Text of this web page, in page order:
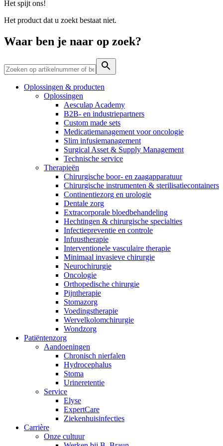
Productassortiment
Vind het product dat je zoekt. Bekijk hier het complete
productassortiment.
Op een fijne plek goede nierzorg krijgen.
Contact
Heb je een vraag? Neem contact met ons op.
Het spijt ons!
Het product dat u zoekt bestaat niet.
Waar ben je naar op zoek?
Oplossingen & producten
Oplossingen
Aesculap Academy
B2B- en industriepartners
Custom made sets
Medicatiemanagement voor oncologie
Slim infusiemanagement
Surgical Asset & Supply Management
Technische service
Therapieën
Chirurgische boor- en zaagapparatuur
Chirurgische instrumenten & sterilisatiecontainers
Continentiezorg en urologie
Dentale zorg
Extracorporale bloedbehandeling
Hechtingen & chirurgische specialties
Infectiepreventie en controle
Infuustherapie
Interventionele vasculaire therapie
Minimaal invasieve chirurgie
Neurochirurgie
Oncologie
Orthopedische chirurgie
Pijntherapie
Stomazorg
Voedingstherapie
Wervelkolomchirurgie
Wondzorg
Patiëntenzorg
Aandoeningen
Chronisch nierfalen
​​Hydrocephalus
Stoma
Urineretentie
Service
Elyse
ExpertCare
Ziekenhuisinfecties
Carrière
Onze cultuur